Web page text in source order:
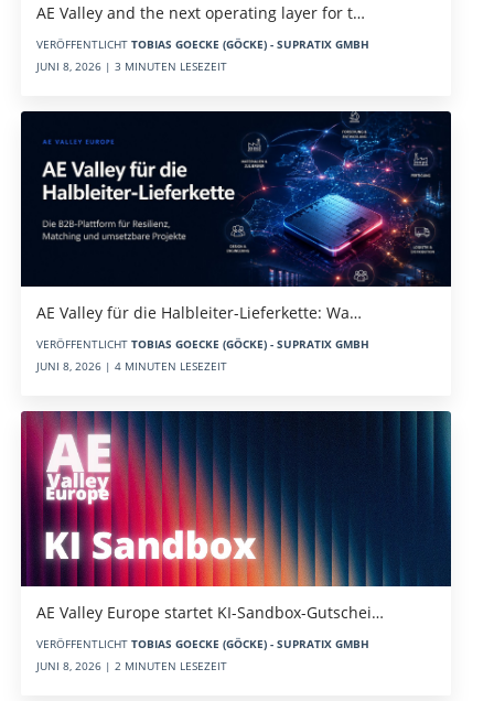
AE Valley and the next operating layer for t…
VERÖFFENTLICHT TOBIAS GOECKE (GÖCKE) - SUPRATIX GMBH
JUNI 8, 2026 | 3 MINUTEN LESEZEIT
AE Valley für die Halbleiter-Lieferkette: Wa…
VERÖFFENTLICHT TOBIAS GOECKE (GÖCKE) - SUPRATIX GMBH
JUNI 8, 2026 | 4 MINUTEN LESEZEIT
AE Valley Europe startet KI-Sandbox-Gutschei…
VERÖFFENTLICHT TOBIAS GOECKE (GÖCKE) - SUPRATIX GMBH
JUNI 8, 2026 | 2 MINUTEN LESEZEIT